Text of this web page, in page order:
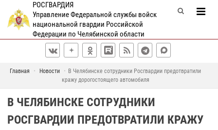
РОСГВАРДИЯ
Управление Федеральной службы войск
национальной гвардии Российской
Федерации по Челябинской области
Главная Новости
В Челябинске сотрудники Росгвардии предотвратили
кражу дорогостоящего автомобиля
В ЧЕЛЯБИНСКЕ СОТРУДНИКИ
РОСГВАРДИИ ПРЕДОТВРАТИЛИ КРАЖУ